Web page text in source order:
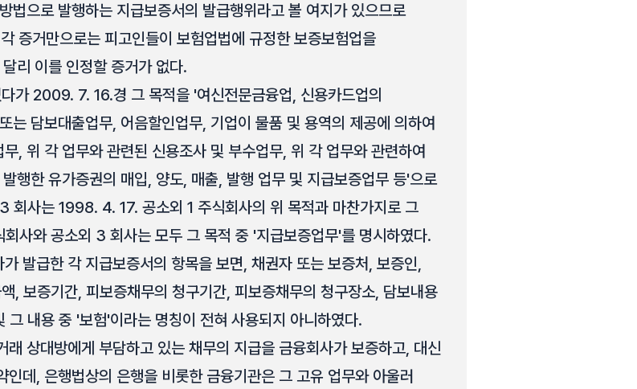
법으로 발행하는 지급보증서의 발급행위라고 볼 여지가 있으므로
증거만으로는 피고인들이 보험업법에 규정한 보증보험업을
리 이를 인정할 증거가 없다.
가 2009. 7. 16.경 그 목적을 '여신전문금융업, 신용카드업의
는 담보대출업무, 어음할인업무, 기업이 물품 및 용역의 제공에 의하여
, 위 각 업무와 관련된 신용조사 및 부수업무, 위 각 업무와 관련하여
행한 유가증권의 매입, 양도, 매출, 발행 업무 및 지급보증업무 등'으로
회사는 1998. 4. 17. 공소외 1 주식회사의 위 목적과 마찬가지로 그
사와 공소외 3 회사는 모두 그 목적 중 '지급보증업무'를 명시하였다.
발급한 각 지급보증서의 항목을 보면, 채권자 또는 보증처, 보증인,
, 보증기간, 피보증채무의 청구기간, 피보증채무의 청구장소, 담보내용
그 내용 중 '보험'이라는 명칭이 전혀 사용되지 아니하였다.
래 상대방에게 부담하고 있는 채무의 지급을 금융회사가 보증하고, 대신
인데, 은행법상의 은행을 비롯한 금융기관은 그 고유 업무와 아울러